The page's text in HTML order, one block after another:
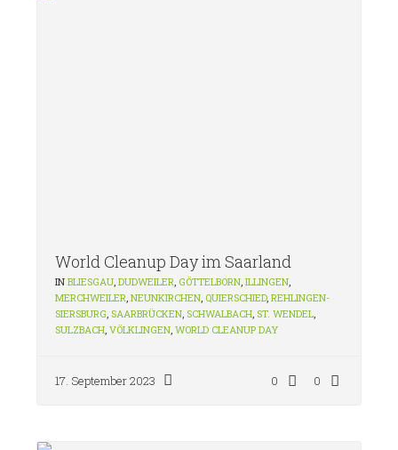
World Cleanup Day im Saarland
INBLIESGAU ,DUDWEILER GÖTTELBORN ,ILLINGEN
MERCHWEILER ,NEUNKIRCHEN QUIERSCHIED,REHLINGEN-
SIERSBURG ,SAARBRÜCKEN ,SCHWALBACH ,ST. WENDEL
SULZBACH ,VÖLKLINGEN ,WORLD CLEANUP DAY
0
0
17. September 2023